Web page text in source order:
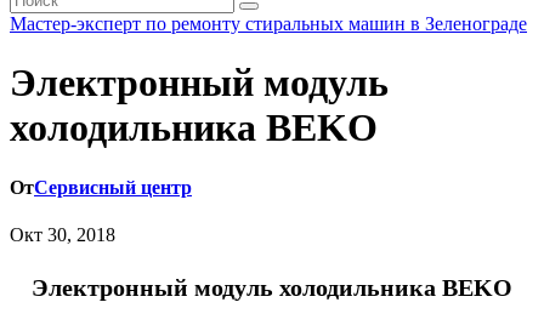
Мастер-эксперт по ремонту стиральных машин в Зеленограде
Электронный модуль
холодильника BEKO
ОтСервисный центр
Окт 30, 2018
Электронный модуль холодильника BEKO